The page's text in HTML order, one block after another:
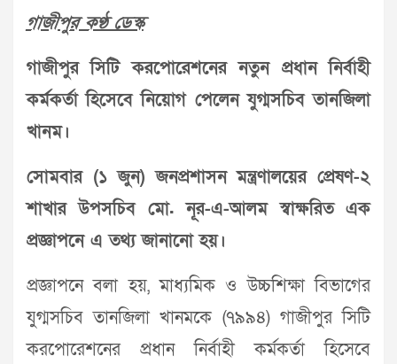
গাজীপুর কণ্ঠ ডেস্ক
গাজীপুর সিটি করপোরেশনের নতুন প্রধান নির্বাহী
কর্মকর্তা হিসেবে নিয়োগ পেলেন যুগ্মসচিব তানজিলা
খানম।
সোমবার (১ জুন) জনপ্রশাসন মন্ত্রণালয়ের প্রেষণ-২
শাখার উপসচিব মো. নূর-এ-আলম স্বাক্ষরিত এক
প্রজ্ঞাপনে এ তথ্য জানানো হয়।
প্রজ্ঞাপনে বলা হয়, মাধ্যমিক ও উচ্চশিক্ষা বিভাগের
যুগ্মসচিব তানজিলা খানমকে (৭৯৯৪) গাজীপুর সিটি
করপোরেশনের প্রধান নির্বাহী কর্মকর্তা হিসেবে